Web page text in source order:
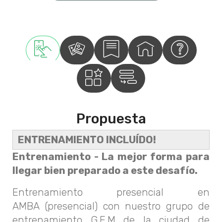
Propuesta
ENTRENAMIENTO INCLUÍDO!
Entrenamiento - La mejor forma para
llegar bien preparado a este desafío.
Entrenamiento
presencial en
AMBA (presencial) con nuestro grupo de